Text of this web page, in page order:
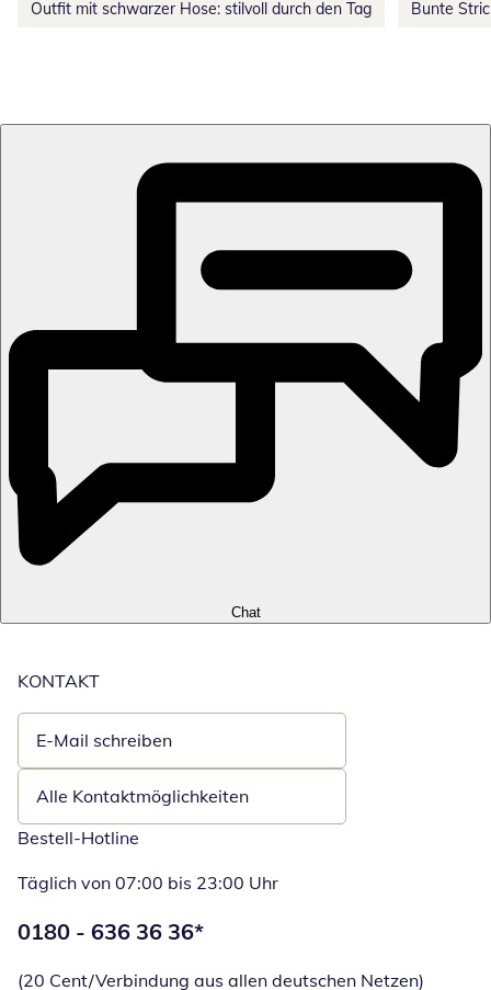
Outfit mit schwarzer Hose: stilvoll durch den Tag Bunte
Chat
KONTAKT
E-Mail schreiben
Öffnet E-Mail-Client
Alle Kontaktmöglichkeiten
Bestell-Hotline
Täglich von 07:00 bis 23:00 Uhr
Telefonnummer:
0180 - 636 36 36*
(20 Cent/Verbindung aus allen deutschen Netzen)